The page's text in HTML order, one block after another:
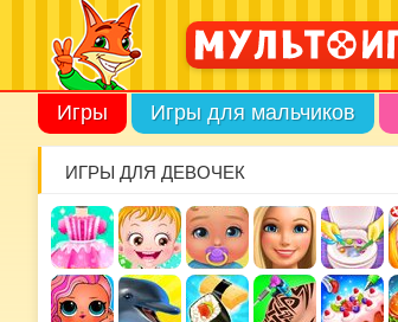
Игры Игры для мальчиков
ИГРЫ ДЛЯ ДЕВОЧЕК